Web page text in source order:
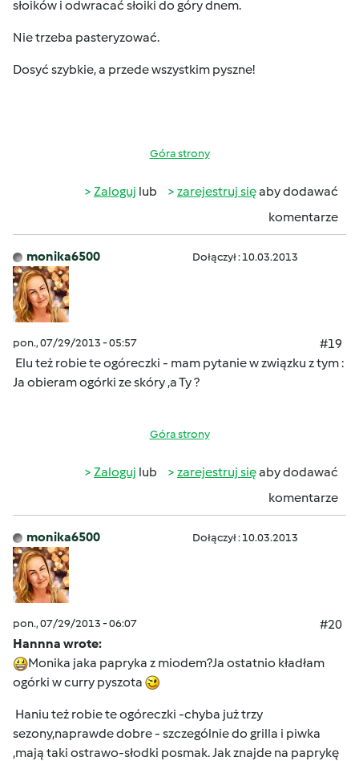
słoików i odwracać słoiki do góry dnem.
Nie trzeba pasteryzować.
Dosyć szybkie, a przede wszystkim pyszne!
Góra strony
Zaloguj lub zarejestruj sięaby dodawać
komentarze
monika6500 Dołączył : 10.03.2013
pon., 07/29/2013 - 05:57
#19
Elu też robie te ogóreczki - mam pytanie w związku z tym :
Ja obieram ogórki ze skóry ,a Ty ?
Góra strony
Zaloguj lub zarejestruj sięaby dodawać
komentarze
monika6500 Dołączył : 10.03.2013
pon., 07/29/2013 - 06:07
#20
Hannna wrote:
Monika jaka papryka z miodem?Ja ostatnio kładłam
ogórki w curry pyszota
Haniu też robie te ogóreczki -chyba już trzy
sezony,naprawde dobre - szczególnie do grilla i piwka
,mają taki ostrawo-słodki posmak.Jak znajde na paprykę